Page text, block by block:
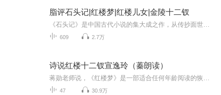
脂评石头记|红楼梦|红楼儿女|金陵十二钗
609 2.7万
诗说红楼十二钗宣逸玲（蓁朗读）
47 30.9万